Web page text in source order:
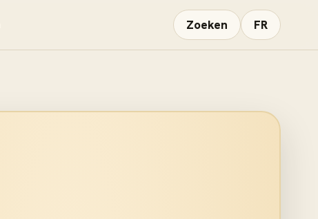
Zoeken FR